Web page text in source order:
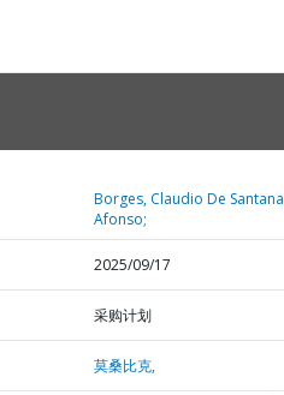
Borges, Claudio De Santana
Afonso;
2025/09/17
采购计划
莫桑比克,